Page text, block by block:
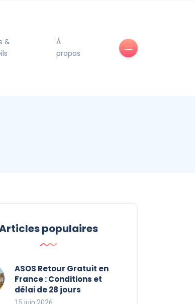
&
À
propos
populaires
ASOS Retour Gratuit en
France : Conditions et
délai de 28 jours
15 juin 2026